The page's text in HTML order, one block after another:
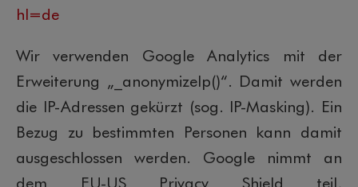
hl=de
Wir verwenden Google Analytics mit der
Erweiterung „_anonymizeIp()“. Damit werden
die IP-Adressen gekürzt (sog. IP-Masking). Ein
Bezug zu bestimmten Personen kann damit
ausgeschlossen werden. Google nimmt an
dem EU-US Privacy Shield teil,